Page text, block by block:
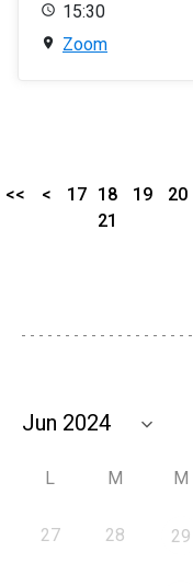
15:30
Zoom
<< < 17 18 19
20
21
L M M
27 28 29